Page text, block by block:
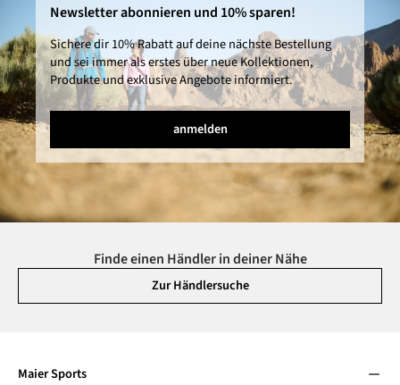
Newsletter abonnieren und 10% sparen!
Sichere dir 10% Rabatt auf deine nächste Bestellung
und sei immer als erstes über neue Kollektionen,
Produkte und exklusive Angebote informiert.
anmelden
Finde einen Händler in deiner Nähe
Zur Händlersuche
Maier Sports